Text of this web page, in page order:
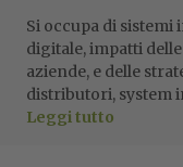
Si occupa di
digitale, impatti
aziende, e delle
distributori, system
Leggi tutto